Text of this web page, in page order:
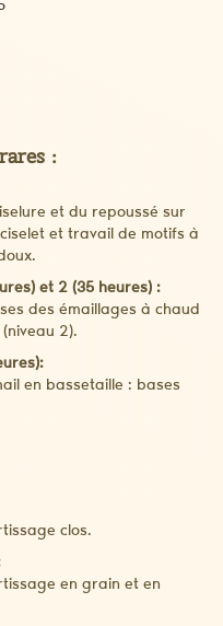
:
et du repoussé sur
et travail de motifs à
et 2 (35 heures) :
des émaillages à chaud
2).
en bassetaille : bases
clos.
en grain et en